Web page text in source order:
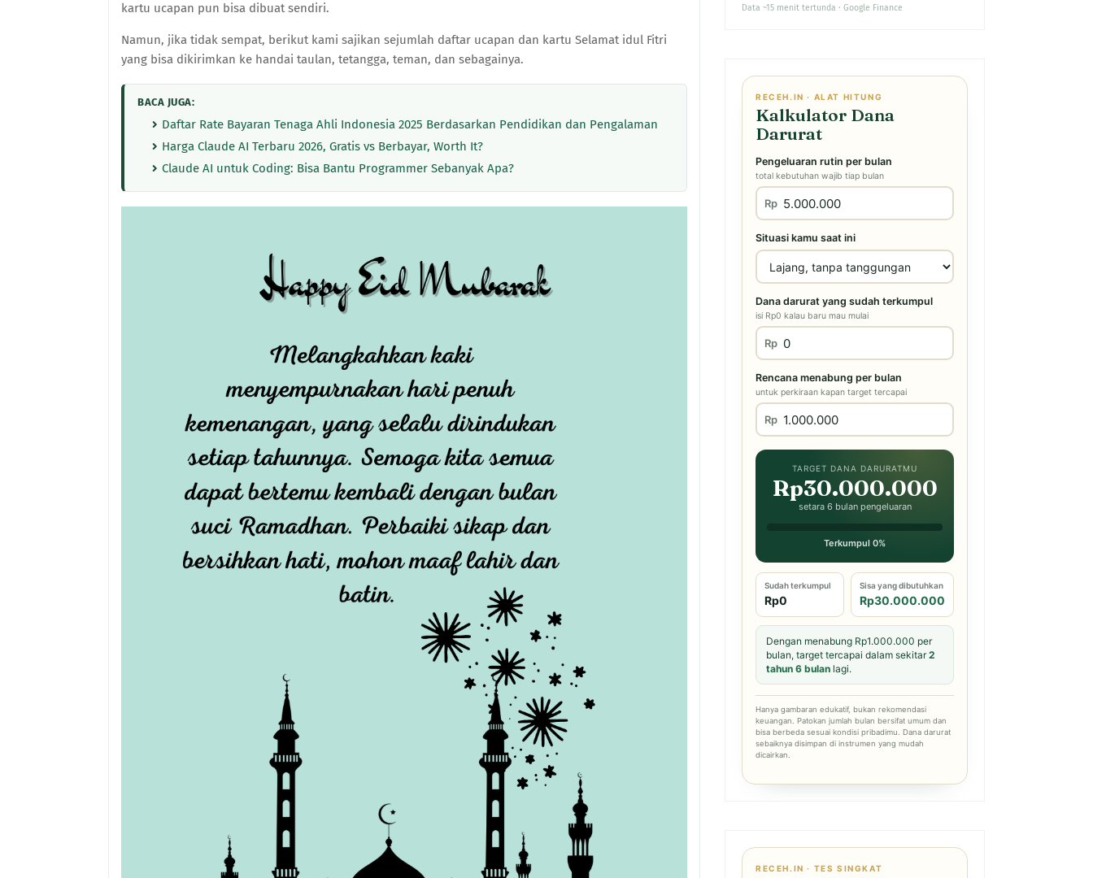
kartu ucapan pun bisa dibuat sendiri.
Namun, jika tidak sempat, berikut kami sajikan sejumlah daftar ucapan dan kartu Selamat idul Fitri
yang bisa dikirimkan ke handai taulan, tetangga, teman, dan sebagainya.
BACA JUGA:
Daftar Rate Bayaran Tenaga Ahli Indonesia 2025 Berdasarkan Pendidikan dan Pengalaman
Harga Claude AI Terbaru 2026, Gratis vs Berbayar, Worth It?
Claude AI untuk Coding: Bisa Bantu Programmer Sebanyak Apa?
Data ~15 menit tertunda · Google Finance
RECEH.IN · ALAT HITUNG
Kalkulator Dana
Darurat
Pengeluaran rutin per bulan
total kebutuhan wajib tiap bulan
Rp
Situasi kamu saat ini
Dana darurat yang sudah terkumpul
isi Rp0 kalau baru mau mulai
Rp
Rencana menabung per bulan
untuk perkiraan kapan target tercapai
Rp
TARGET DANA DARURATMU
Rp30.000.000
setara 6 bulan pengeluaran
Terkumpul 0%
Sudah terkumpul
Rp0
Sisa yang dibutuhkan
Rp30.000.000
Dengan menabung Rp1.000.000 per
bulan, target tercapai dalam sekitar2
tahun 6 bulan lagi.
Hanya gambaran edukatif, bukan rekomendasi
keuangan. Patokan jumlah bulan bersifat umum dan
bisa berbeda sesuai kondisi pribadimu. Dana darurat
sebaiknya disimpan di instrumen yang mudah
dicairkan.
RECEH.IN · TES SINGKAT